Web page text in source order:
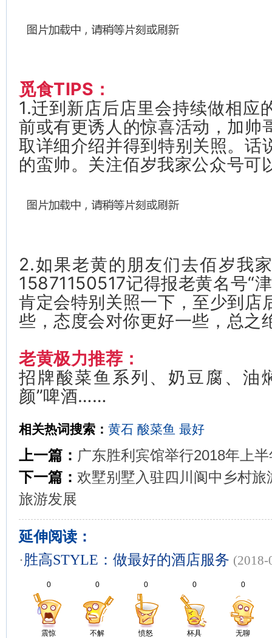
觅食TIPS：
1.迁到新店后店里会持续做相应
前或有更诱人的惊喜活动，加帅
取详细介绍并得到特别关照。话
的蛮帅。关注佰岁我家公众号可
2.如果老黄的朋友们去佰岁我
15871150517记得报老黄名号“
肯定会特别关照一下，至少到店
些，态度会对你更好一些，总之
老黄极力推荐：
招牌酸菜鱼系列、奶豆腐、油
颜”啤酒……
相关热词搜索： 黄石 酸菜鱼 最好
上一篇： 广东胜利宾馆举行2018年上
下一篇： 欢墅别墅入驻四川阆中乡村
旅游发展
延伸阅读：
·胜高STYLE：做最好的酒店服务 (2018-
0
震惊
0
不解
0
愤怒
0
杯具
0
无聊